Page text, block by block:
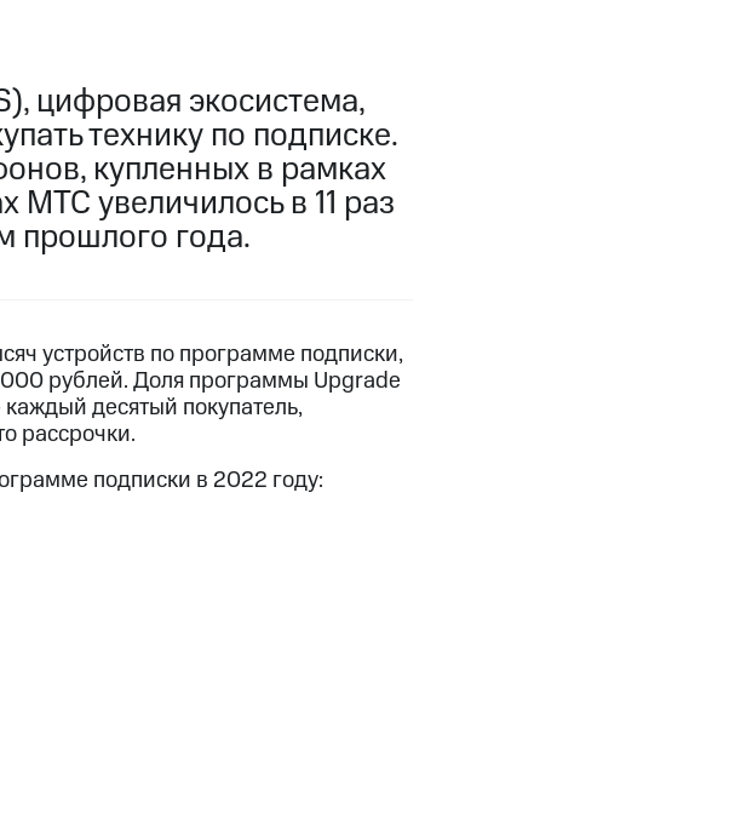
цифровая экосистема,
технику по подписке.
купленных в рамках
МТС увеличилось в 11 раз
прошлого года.
устройств по программе подписки,
000 рублей. Доля программы Upgrade
десятый покупатель,
рассрочки.
подписки в 2022 году: